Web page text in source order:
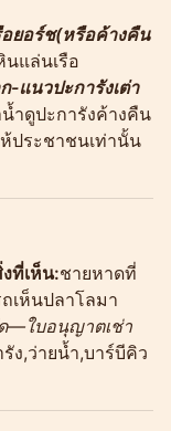
ยอร์ช(หรือค้างคืน
แล่นเรือ
แนวปะการังเต่า
ำดูปะการังค้างคืน
ห้ประชาชนเท่านั้น
ที่เห็น:ชายหาดที่
เห็นปลาโลมา
—ใบอนุญาตเช่า
ง,ว่ายน้ำ,บาร์บีคิว